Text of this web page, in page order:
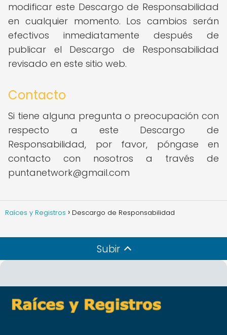
modificar este Descargo de Responsabilidad
en cualquier momento. Los cambios serán
efectivos inmediatamente después de
publicar el Descargo de Responsabilidad
revisado en este sitio web.
Contacto
Si tiene alguna pregunta o preocupación con
respecto a este Descargo de
Responsabilidad, por favor, póngase en
contacto con nosotros a través de
puntanetwork@gmail.com
Raíces y Registros Descargo de Responsabilidad
Subir